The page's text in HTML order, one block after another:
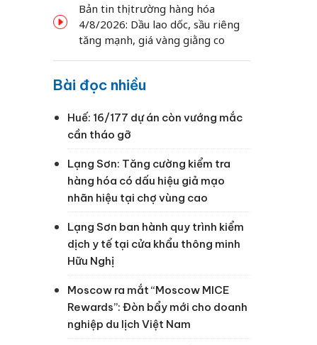
Bản tin thị trường hàng hóa
4/8/2026: Dầu lao dốc, sầu riêng
tăng mạnh, giá vàng giằng co
Bài đọc nhiều
Huế: 16/177 dự án còn vướng mắc
cần tháo gỡ
Lạng Sơn: Tăng cường kiểm tra
hàng hóa có dấu hiệu giả mạo
nhãn hiệu tại chợ vùng cao
Lạng Sơn ban hành quy trình kiểm
dịch y tế tại cửa khẩu thông minh
Hữu Nghị
Moscow ra mắt “Moscow MICE
Rewards”: Đòn bẩy mới cho doanh
nghiệp du lịch Việt Nam